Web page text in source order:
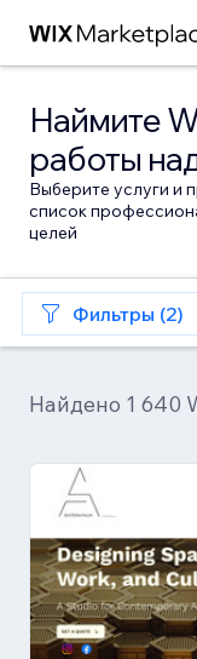
Наймите
работы
Выберите услуги и
список
целей
Фильтры (2)
Найдено 1 640